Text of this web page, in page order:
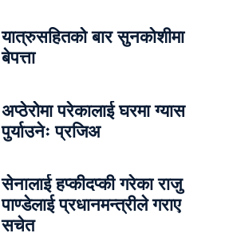
यात्रुसहितको बार सुनकोशीमा
बेपत्ता
अप्ठेरोमा परेकालाई घरमा ग्यास
पुर्याउनेः प्रजिअ
सेनालाई हप्कीदप्की गरेका राजु
पाण्डेलाई प्रधानमन्त्रीले गराए
सचेत